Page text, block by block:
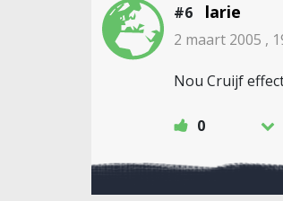
#6 larie
2 maart 2005 ,
Nou Cruijf
0